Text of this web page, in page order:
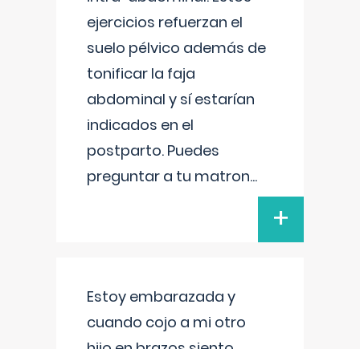
ejercicios refuerzan el
suelo pélvico además de
tonificar la faja
abdominal y sí estarían
indicados en el
postparto. Puedes
preguntar a tu matron...
+
Estoy embarazada y
cuando cojo a mi otro